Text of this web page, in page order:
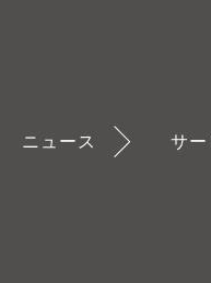
ニュース サー